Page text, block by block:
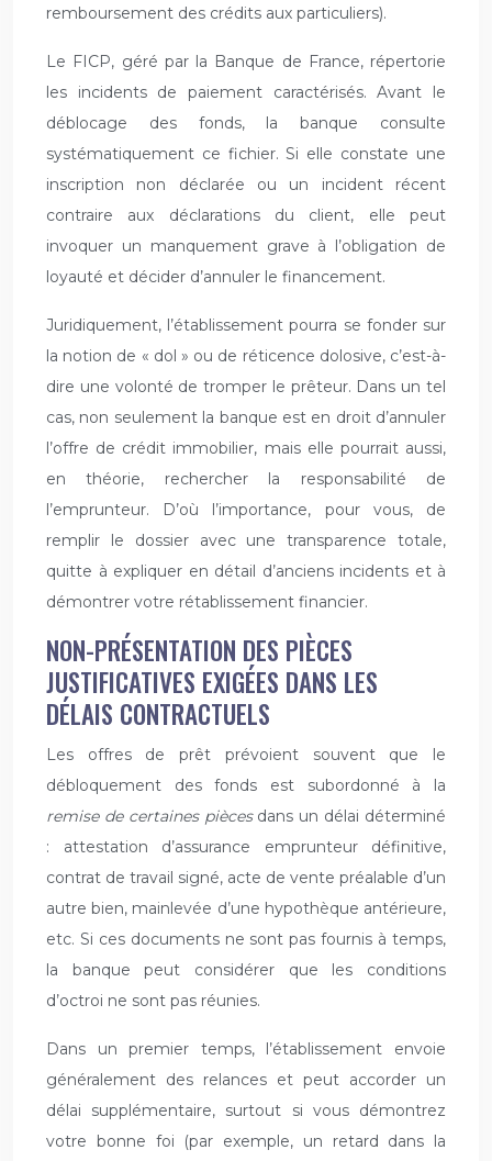
remboursement des crédits aux particuliers).
Le FICP, géré par la Banque de France, répertorie
les incidents de paiement caractérisés. Avant le
déblocage des fonds, la banque consulte
systématiquement ce fichier. Si elle constate une
inscription non déclarée ou un incident récent
contraire aux déclarations du client, elle peut
invoquer un manquement grave à l’obligation de
loyauté et décider d’annuler le financement.
Juridiquement, l’établissement pourra se fonder sur
la notion de « dol » ou de réticence dolosive, c’est-à-
dire une volonté de tromper le prêteur. Dans un tel
cas, non seulement la banque est en droit d’annuler
l’offre de crédit immobilier, mais elle pourrait aussi,
en théorie, rechercher la responsabilité de
l’emprunteur. D’où l’importance, pour vous, de
remplir le dossier avec une transparence totale,
quitte à expliquer en détail d’anciens incidents et à
démontrer votre rétablissement financier.
NON-PRÉSENTATION DES PIÈCES
JUSTIFICATIVES EXIGÉES DANS LES
DÉLAIS CONTRACTUELS
Les offres de prêt prévoient souvent que le
débloquement des fonds est subordonné à la
remise de certaines piècesdans un délai déterminé
: attestation d’assurance emprunteur définitive,
contrat de travail signé, acte de vente préalable d’un
autre bien, mainlevée d’une hypothèque antérieure,
etc. Si ces documents ne sont pas fournis à temps,
la banque peut considérer que les conditions
d’octroi ne sont pas réunies.
Dans un premier temps, l’établissement envoie
généralement des relances et peut accorder un
délai supplémentaire, surtout si vous démontrez
votre bonne foi (par exemple, un retard dans la